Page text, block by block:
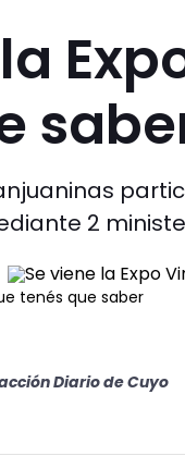
2
tenés que saber
Diario de Cuyo